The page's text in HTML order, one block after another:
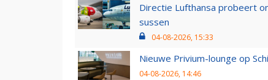
Directie Lufthansa probeert
sussen
04-08-2026, 15:33
Nieuwe Privium-lounge op
04-08-2026, 14:46